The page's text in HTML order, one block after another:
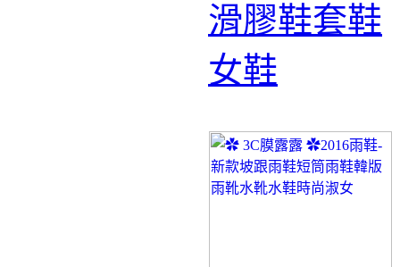
滑膠鞋套鞋
女鞋